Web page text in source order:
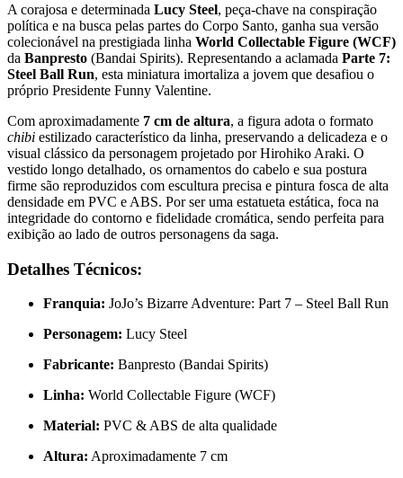
A corajosa e determinada Lucy Steel, peça-chave na conspiração
política e na busca pelas partes do Corpo Santo, ganha sua versão
colecionável na prestigiada linha World Collectable Figure (WCF)
da Banpresto (Bandai Spirits). Representando a aclamada Parte 7:
Steel Ball Run, esta miniatura imortaliza a jovem que desafiou o
próprio Presidente Funny Valentine.
Com aproximadamente 7 cm de altura, a figura adota o formato
chibi estilizado característico da linha, preservando a delicadeza e o
visual clássico da personagem projetado por Hirohiko Araki. O
vestido longo detalhado, os ornamentos do cabelo e sua postura
firme são reproduzidos com escultura precisa e pintura fosca de alta
densidade em PVC e ABS. Por ser uma estatueta estática, foca na
integridade do contorno e fidelidade cromática, sendo perfeita para
exibição ao lado de outros personagens da saga.
Detalhes Técnicos:
Franquia: JoJo’s Bizarre Adventure: Part 7 – Steel Ball Run
Personagem: Lucy Steel
Fabricante: Banpresto (Bandai Spirits)
Linha: World Collectable Figure (WCF)
Material: PVC & ABS de alta qualidade
Altura: Aproximadamente 7 cm